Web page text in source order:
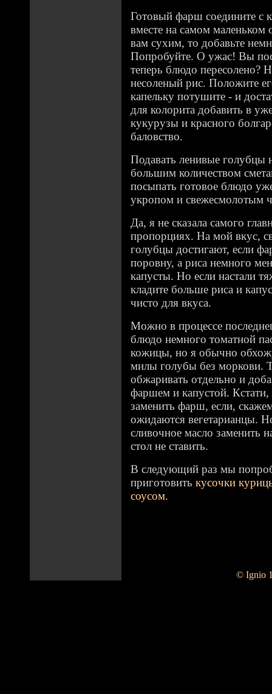
Готовый фарш соедините с
вместе на самом маленьком
вам сухим, то добавьте
Попробуйте. О ужас! Вы
теперь блюдо пересолено?
несоленый рис. Положите
капельку потушите - и
для колорита добавить в
кукурузы и красного
баловство.
Подавать ленивые голубцы
большим количеством
посыпать готовое блюдо
укропом и свежесмолотым
Да, я не сказала самого
пропорциях. На мой вкус,
голубцы достигают, если
поровну, а риса немного
капусты. Но если настали
кладите больше риса и
чисто для вкуса.
Можно в процессе
блюдо немного томатной
кожицы, но я обычно
милы голубы без моркови.
обжаривать отдельно и
фаршем и капустой.
заменить фарш, если,
ожидаются вегетарианцы.
сливочное масло заменить
стол не ставить.
В следующий раз мы
приготовить кусочки
соусом.
© Ignio